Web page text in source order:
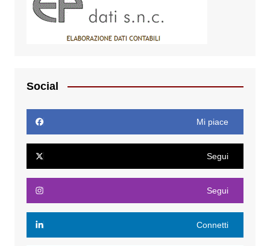
Social
Mi piace
Segui
Segui
Connetti